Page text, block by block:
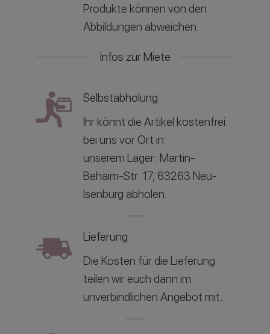
Produkte können von den
Abbildungen abweichen.
Infos zur Miete
Selbstabholung
Ihr könnt die Artikel kostenfrei
bei uns vor Ort in
unserem Lager: Martin-
Behaim-Str. 17, 63263 Neu-
Isenburg abholen.
Lieferung
Die Kosten für die Lieferung
teilen wir euch dann im
unverbindlichen Angebot mit.